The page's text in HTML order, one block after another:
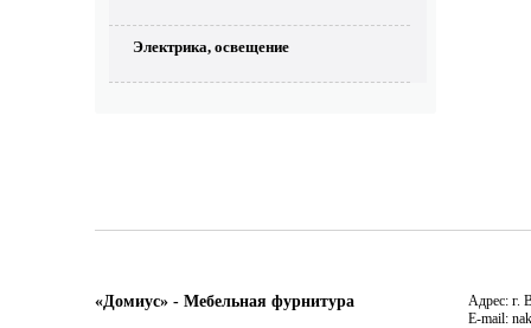
Электрика, освещение
«Домиус» - Мебельная фурнитура
Адрес: г.
E-mail: